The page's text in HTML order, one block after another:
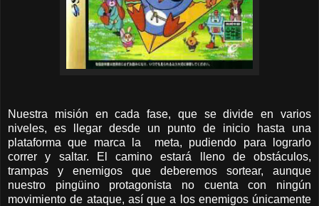
Nuestra misión en cada fase, que se divide en varios
niveles, es llegar desde un punto de inicio hasta una
plataforma que marca la meta, pudiendo para lograrlo
correr y saltar. El camino estará lleno de obstáculos,
trampas y enemigos que deberemos sortear, aunque
nuestro pingüino protagonista no cuenta con ningún
movimiento de ataque, así que a los enemigos únicamente